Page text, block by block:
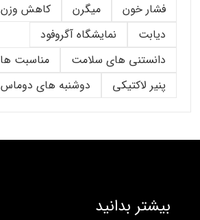
فشار خون
میگرن کاهش وزن
دیابت
نمایشگاه آگروفود
دانستنی های سلامت
مناسبت ها
پنیر لاکتیکی
دوشنبه های دوماس
بیشتر بدانید